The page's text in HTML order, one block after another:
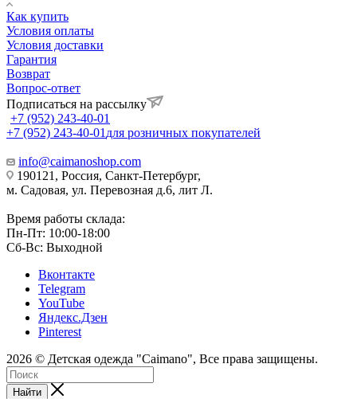
Как купить
Условия оплаты
Условия доставки
Гарантия
Возврат
Вопрос-ответ
Подписаться на рассылку
+7 (952) 243-40-01
+7 (952) 243-40-01 для розничных покупателей
info@caimanoshop.com
190121, Россия, Санкт-Петербург,
м. Садовая, ул. Перевозная д.6, лит Л.
Время работы склада:
Пн-Пт: 10:00-18:00
Сб-Вс: Выходной
Вконтакте
Telegram
YouTube
Яндекс.Дзен
Pinterest
2026 © Детская одежда "Caimano", Все права защищены.
Найти